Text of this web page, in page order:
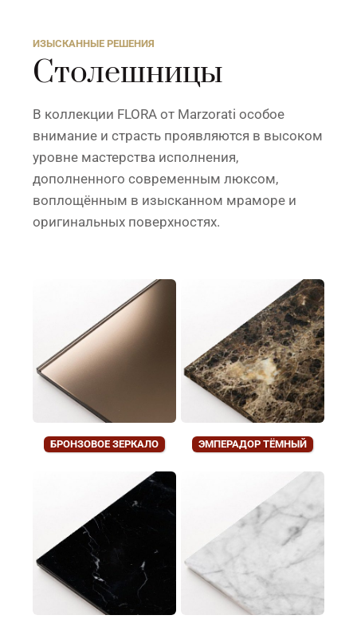
ИЗЫСКАННЫЕ РЕШЕНИЯ
Столешницы
В коллекции FLORA от Marzorati особое
внимание и страсть проявляются в высоком
уровне мастерства исполнения,
дополненного современным люксом,
воплощённым в изысканном мраморе и
оригинальных поверхностях.
БРОНЗОВОЕ ЗЕРКАЛО ЭМПЕРАДОР ТЁМНЫЙ